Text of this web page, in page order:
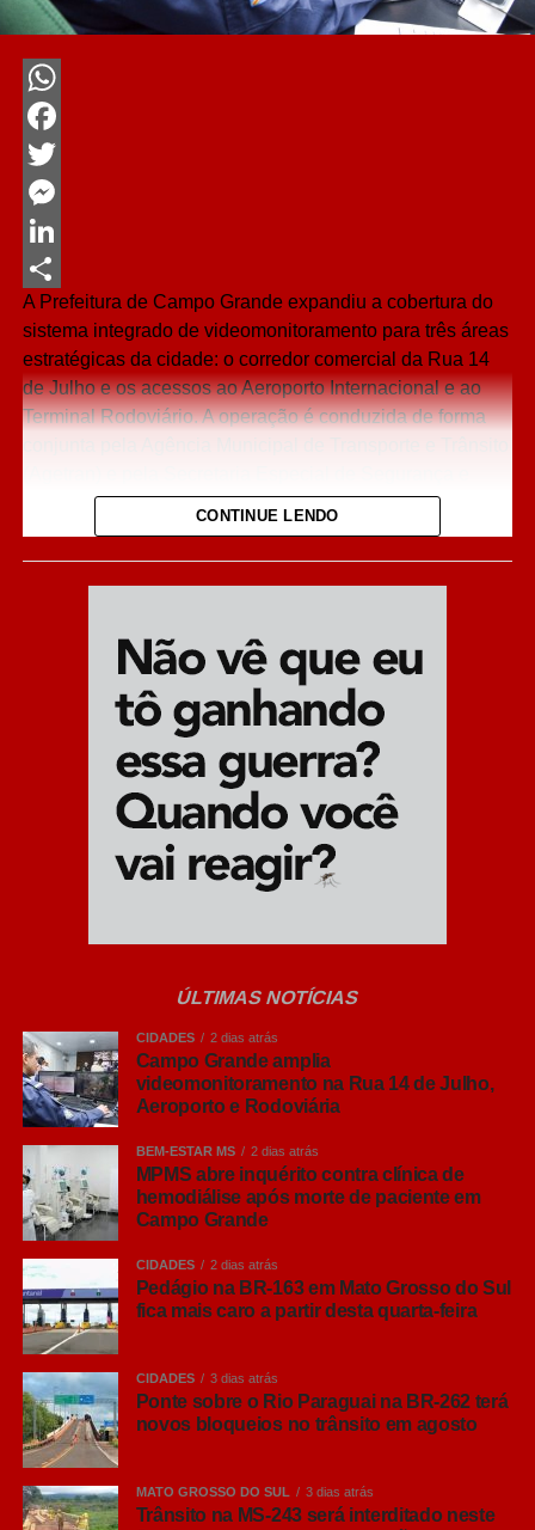
WhatsApp
Facebook
Twitter
Messenger
LinkedIn
Share
A Prefeitura de Campo Grande expandiu a cobertura do
sistema integrado de videomonitoramento para três áreas
estratégicas da cidade: o corredor comercial da Rua 14
de Julho e os acessos ao Aeroporto Internacional e ao
Terminal Rodoviário. A operação é conduzida de forma
Defesa Social (Sesdes).
população e prioriza locais com grande fluxo de
no comércio central, combater o transporte clandestino de
passageiros e coibir infrações de trânsito que travam o
fluxo, como paradas em fila dupla e estacionamento
Fiscalização humanizada:
aplicam multas automaticamente; todas as
imagens são analisadas em tempo real por
agentes de trânsito e guardas municipais antes de
condutas graves, como a obstrução de vias e o
Ação preventiva:Identificação de rotas com
gargalos viários e apoio imediato a
movimentações suspeitas ou ilícitos.
Leia Também: Comper lança
compras
A gestão municipal destaca que a presença do olho
eletrônico nestes locais reforça a segurança pública,
organiza a mobilidade urbana e traz mais tranquilidade
para quem trabalha ou circula por esses pontos da
capital.
COMENTE ABAIXO:
CONTINUE LENDO
ÚLTIMAS NOTÍCIAS
CIDADES 2 dias atrás
Campo Grande amplia
videomonitoramento na Rua 14 de Julho,
Aeroporto e Rodoviária
BEM-ESTAR MS 2 dias atrás
MPMS abre inquérito contra clínica de
hemodiálise após morte de paciente em
Campo Grande
CIDADES 2 dias atrás
Pedágio na BR-163 em Mato Grosso do Sul
fica mais caro a partir desta quarta-feira
CIDADES 3 dias atrás
Ponte sobre o Rio Paraguai na BR-262 terá
novos bloqueios no trânsito em agosto
MATO GROSSO DO SUL 3 dias atrás
Trânsito na MS-243 será interditado neste